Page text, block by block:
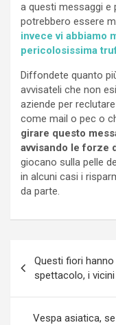
a questi messaggi e
potrebbero essere
invece vi abbiamo
pericolosissima
Diffondete quanto
avvisateli che non
aziende per
come mail o pec o
girare questo
avvisando le forze
giocano sulla pelle
in alcuni casi i
da parte.
articoli
Questi fiori
spettacolo, i
Vespa asiatica,